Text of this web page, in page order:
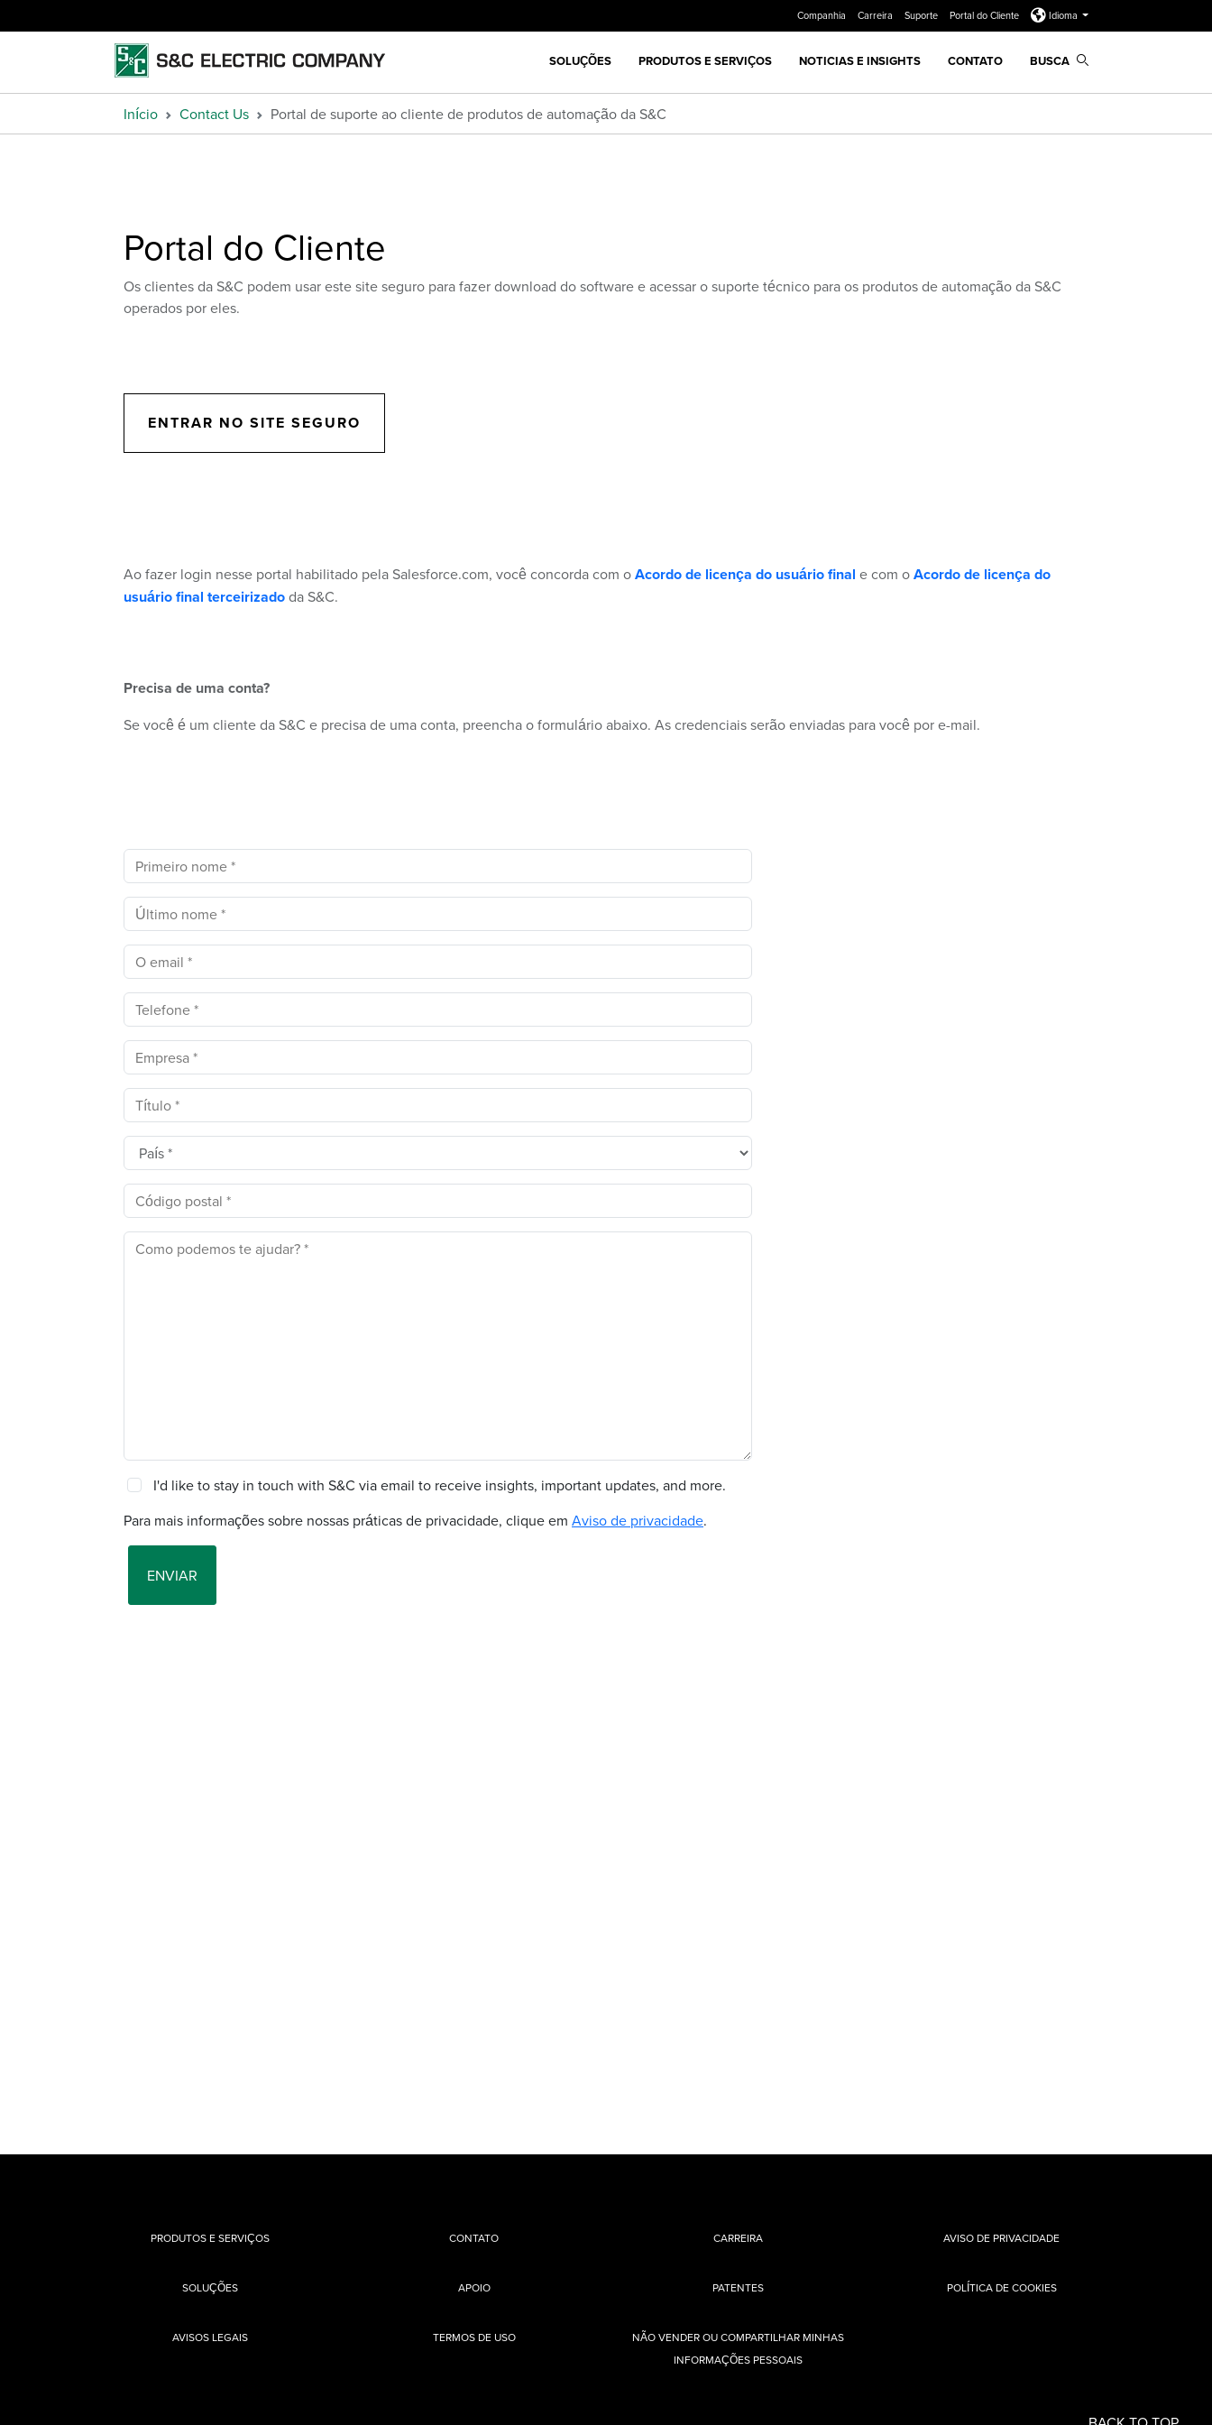
Companhia Carreira Suporte Portal do Cliente Idioma
SOLUÇÕES PRODUTOS E SERVIÇOS NOTICIAS E INSIGHTS CONTATO BUSCA
Início Contact Us Portal de suporte ao cliente de produtos de automação da S&C
Portal do Cliente
Os clientes da S&C podem usar este site seguro para fazer download do software e acessar o suporte técnico para os produtos de automação da S&C
operados por eles.
ENTRAR NO SITE SEGURO
Ao fazer login nesse portal habilitado pela Salesforce.com, você concorda com oAcordo de licença do usuário final e com oAcordo de licença do
usuário final terceirizadoda S&C.
Precisa de uma conta?
Se você é um cliente da S&C e precisa de uma conta, preencha o formulário abaixo. As credenciais serão enviadas para você por e-mail.
PRODUTOS E SERVIÇOS
SOLUÇÕES
CONTATO
APOIO
CARREIRA
PATENTES
AVISO DE PRIVACIDADE
POLÍTICA DE COOKIES
AVISOS LEGAIS TERMOS DE USO
NÃO VENDER OU COMPARTILHAR MINHAS
INFORMAÇÕES PESSOAIS